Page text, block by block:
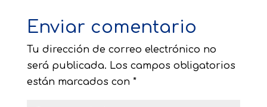
Enviar comentario
Tu dirección de correo electrónico no
será publicada. Los campos obligatorios
están marcados con *